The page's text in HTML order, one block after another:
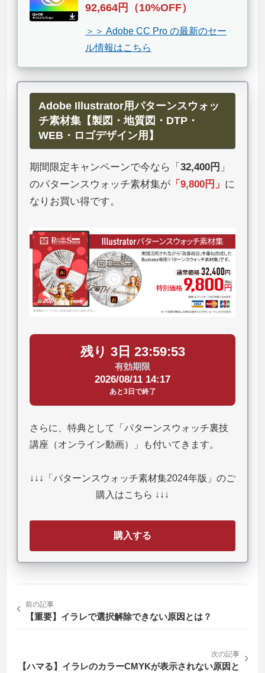
92,664円（10%OFF）
＞＞ Adobe CC Pro の最新のセー
ル情報はこちら
Adobe Illustrator用パターンスウォッ
チ素材集【製図・地質図・DTP・
WEB・ロゴデザイン用】
期間限定キャンペーンで今なら「 32,400円 」
のパターンスウォッチ素材集が 「 9,800円 」 に
なりお買い得です。
残り 3日 23:59:52
有効期限
2026/08/11 14:17
あと3日で終了
さらに、特典として「パターンスウォッチ裏技
講座（オンライン動画）」も付いてきます。
↓↓↓「パターンスウォッチ素材集2024年版」のご
購入はこちら ↓↓↓
購入する
‹ 前の記事
【重要】イラレで選択解除できない原因とは？
次の記事
【ハマる】イラレのカラーCMYKが表示されない原因と
›